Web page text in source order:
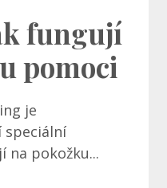
fungují
pomoci
je
speciální
na pokožku...